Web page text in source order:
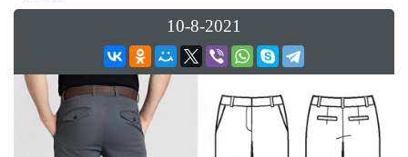
10-8-2021